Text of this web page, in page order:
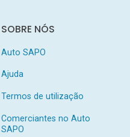
SOBRE NÓS
Auto SAPO
Ajuda
Termos de utilização
Comerciantes no Auto
SAPO